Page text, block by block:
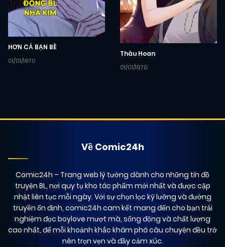
HƠN CẢ BẠN BÈ
01/01/1970
Thâu Hoan
01/01/1970
Về Comic24h
Comic24h – Trang web lý tưởng dành cho những tín đồ
truyện BL, nơi quy tụ kho tác phẩm mới nhất và được cập
nhật liên tục mỗi ngày. Với sự chọn lọc kỹ lưỡng và đường
truyền ổn định, comic24h cam kết mang đến cho bạn trải
nghiệm đọc boylove mượt mà, sống động và chất lượng
cao nhất, để mỗi khoảnh khắc khám phá câu chuyện đều trở
nên trọn vẹn và đầy cảm xúc.